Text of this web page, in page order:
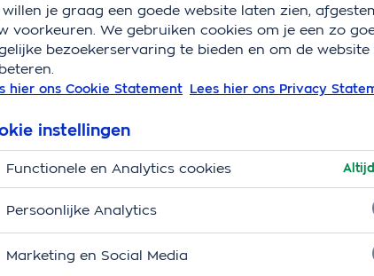
met deze tips!
willen je graag een goede website laten zien,
voorkeuren. We gebruiken cookies om je een zo
bezoekerservaring te bieden en om de website
hier ons Cookie Statement Lees hier ons Privacy
instellingen
Functionele en Analytics cookies
Persoonlijke Analytics
Marketing en Social Media